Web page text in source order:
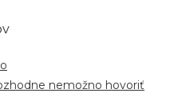
nemožno hovoriť